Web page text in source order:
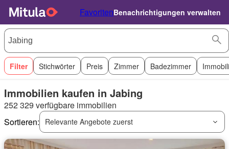
FavoritenBenachrichtigungen verwalten
Filter Stichwörter Preis Zimmer Badezimmer
Immobilien kaufen in Jabing
252 329 verfügbare immobilien
Sortieren:
Relevante Angebote zuerst